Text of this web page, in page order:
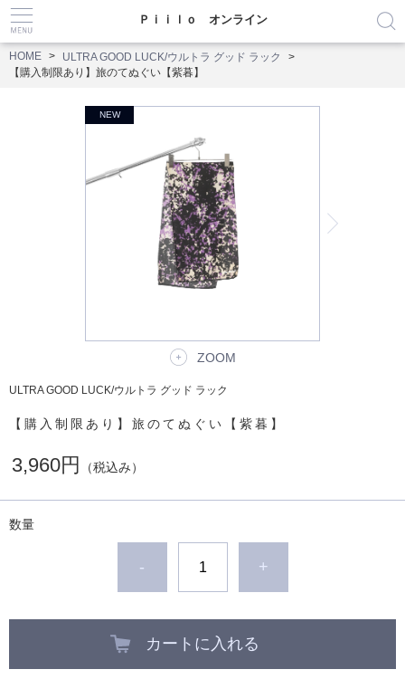
Ｐｉｉｌｏ オンライン
HOME
ULTRA GOOD LUCK/ウルトラ グッド ラック
【購入制限あり】旅のてぬぐい【紫暮】
ZOOM
ULTRA GOOD LUCK/ウルトラ グッド ラック
【購入制限あり】旅のてぬぐい【紫暮】
3,960円 （税込み）
数量
- +
カートに入れる